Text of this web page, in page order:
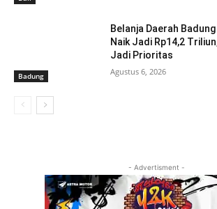
Badung
Belanja Daerah
Naik Jadi Rp14,2
Jadi Prioritas
Agustus 6, 2026
- Advertisment -